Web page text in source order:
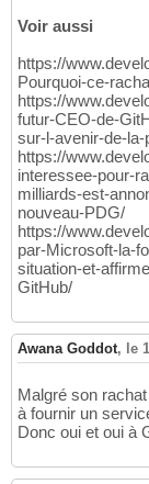
Voir aussi
https://
Pourquoi-ce-
https://
futur-CEO-de-
sur-l-avenir-de-
https://
interessee-pour-
milliards-est-
nouveau-PDG/
https://
par-Microsoft-la-
situation-et-
GitHub/
Awana Goddot, le
Malgré son
à fournir un
Donc oui et oui à